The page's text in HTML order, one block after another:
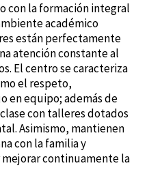
con la formación integral
académico
están perfectamente
atención constante al
El centro se caracteriza
el respeto,
en equipo; además de
con talleres dotados
Asimismo, mantienen
con la familia y
continuamente la